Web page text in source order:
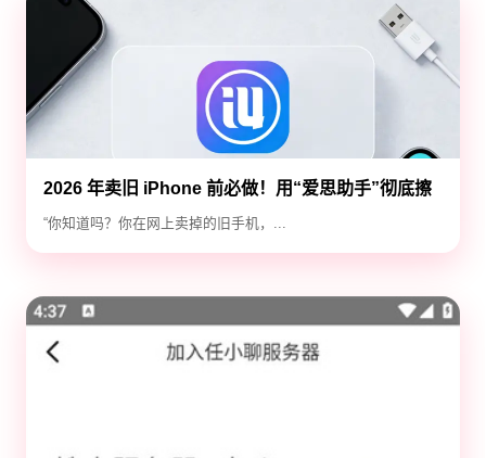
2026 年卖旧 iPhone 前必做！用“爱思助手”彻底擦
除隐私，防止数据泄露
“你知道吗？你在网上卖掉的旧手机，...